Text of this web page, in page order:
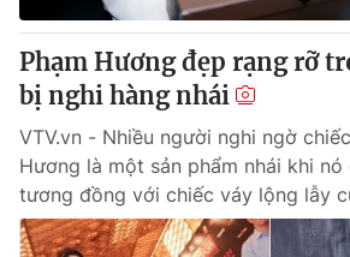
Phạm Hương đẹp rạng rỡ
bị nghi hàng nhái
VTV.vn - Nhiều người nghi ngờ
Hương là một sản phẩm nhái khi
tương đồng với chiếc váy lộng lẫy